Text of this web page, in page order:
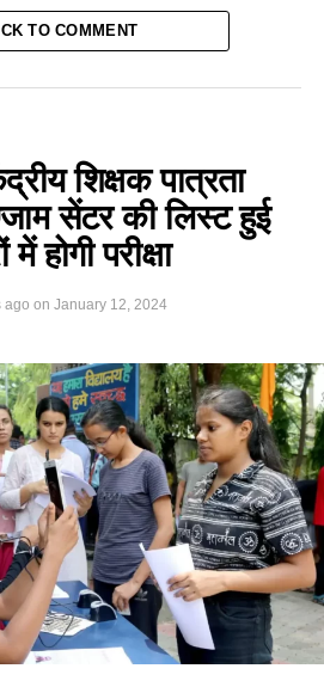
TO COMMENT
शिक्षक पात्रता
सेंटर की लिस्ट हुई
होगी परीक्षा
ago on January 12, 2024